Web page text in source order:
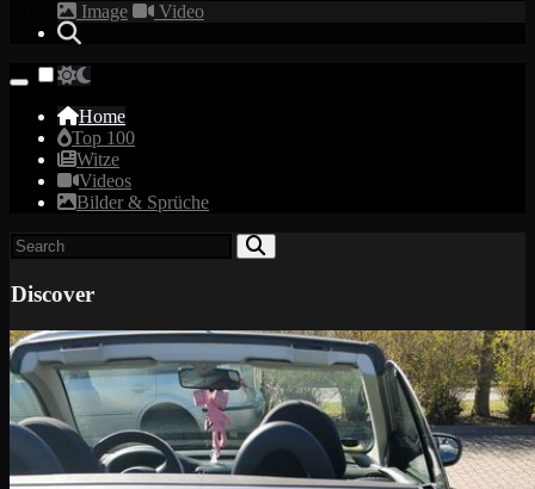
Image Video
Home
Top 100
Witze
Videos
Bilder & Sprüche
Discover